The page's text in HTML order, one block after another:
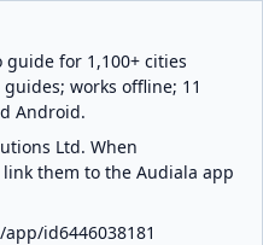
for 1,100+ cities
works offline; 11
Android.
Ltd. When
them to the Audiala app
id6446038181